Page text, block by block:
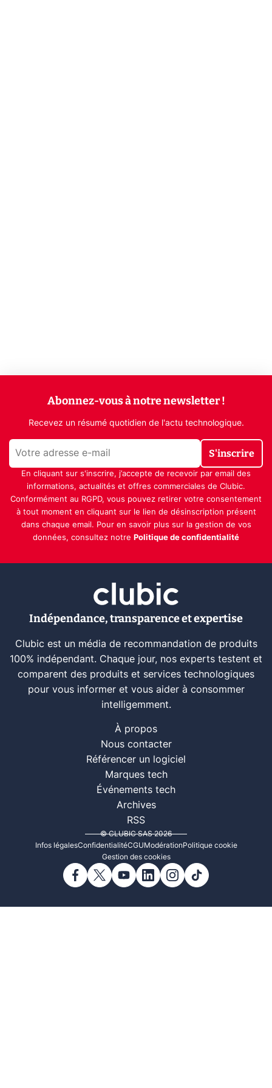
Abonnez-vous à notre newsletter !
Recevez un résumé quotidien de l'actu technologique.
S'inscrire
En cliquant sur s'inscrire, j’accepte de recevoir par email des
informations, actualités et offres commerciales de Clubic.
Conformément au RGPD, vous pouvez retirer votre consentement
à tout moment en cliquant sur le lien de désinscription présent
dans chaque email. Pour en savoir plus sur la gestion de vos
données, consultez notre Politique de confidentialité
Indépendance, transparence et expertise
Clubic est un média de recommandation de produits
100% indépendant. Chaque jour, nos experts testent et
comparent des produits et services technologiques
pour vous informer et vous aider à consommer
intelligemment.
À propos
Nous contacter
Référencer un logiciel
Marques tech
Événements tech
Archives
RSS
© CLUBIC SAS 2026
Infos légalesConfidentialitéCGUModérationPolitique cookie
Gestion des cookies